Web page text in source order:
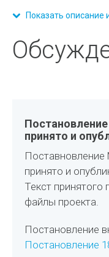
Показать описание
принято и
принято и
Текст принятого
файлы проекта.
Постановление
Постановление